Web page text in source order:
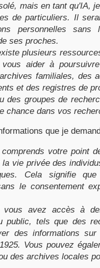
mais en tant qu'IA,
de particuliers. Il
personnelles
ses proches.
plusieurs
vous aider à
familiales, des
et des registres de
des groupes de
chance dans vos
que je
comprends votre point
vie privée des
Cela signifie
le consentement
vous avez accès à
public, tels que des
des informations
Vous pouvez
des archives locales